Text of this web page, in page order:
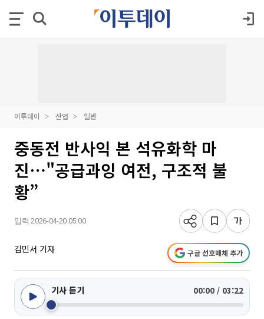
이투데이 산업 일반
중동전 반사익 본 석유화학 마
진⋯"공급과잉 여전, 구조적 불
황”
입력 2026-04-20 05:00
김민서 기자 구글 선호매체 추가
기사 듣기 00:00 / 03:22